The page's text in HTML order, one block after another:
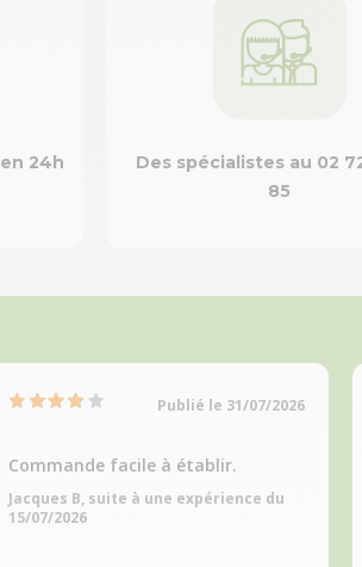
24h
Des spécialistes au 02
85
Publié le 31/07/2026
Commande facile à établir.
Jacques B, suite à une expérience du
15/07/2026